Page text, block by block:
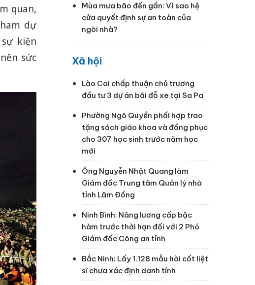
quan,
dự
kiện
sức
Mùa mưa bão đến gần: Vì sao hệ
cửa quyết định sự an toàn của
ngôi nhà?
Xã hội
Lào Cai chấp thuận chủ trương
đầu tư 3 dự án bãi đỗ xe tại Sa Pa
Phường Ngô Quyền phối hợp trao
tặng sách giáo khoa và đồng phục
cho 307 học sinh trước năm học
mới
Ông Nguyễn Nhật Quang làm
Giám đốc Trung tâm Quản lý nhà
tỉnh Lâm Đồng
Ninh Bình: Nâng lương cấp bậc
hàm trước thời hạn đối với 2 Phó
Giám đốc Công an tỉnh
Bắc Ninh: Lấy 1.128 mẫu hài cốt liệt
sĩ chưa xác định danh tính